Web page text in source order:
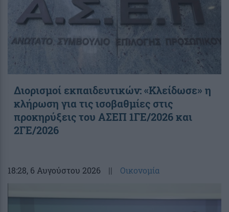
Διορισμοί εκπαιδευτικών: «Κλείδωσε» η
κλήρωση για τις ισοβαθμίες στις
προκηρύξεις του ΑΣΕΠ 1ΓΕ/2026 και
2ΓΕ/2026
18:28, 6 Αυγούστου 2026 || Οικονομία